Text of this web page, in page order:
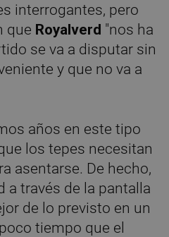
interrogantes, pero
que Royalverd "nos ha
se va a disputar sin
y que no va a
años en este tipo
los tepes necesitan
asentarse. De hecho,
a través de la pantalla
de lo previsto en un
tiempo que el